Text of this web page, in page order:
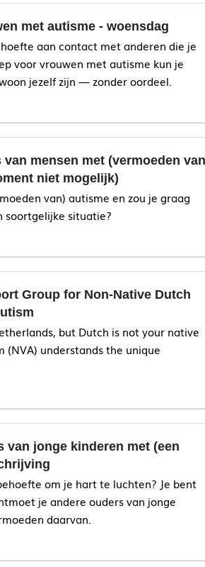
belangstelling en de lange wachtlijst is
voor deze groep.
experiences
adult
without masking
met autisme - woensdag
aan contact met anderen die je
voor vrouwen met autisme kun je
jezelf zijn — zonder oordeel.
lid te worden van de NVA
mensen met (vermoeden
niet mogelijk)
van) autisme en zou je graag
soortgelijke situatie?
Group for Non-Native Dutch
but Dutch is not your native
(NVA) understands the unique
van jonge kinderen met (een
om je hart te luchten? Je bent
je andere ouders van jonge
daarvan.